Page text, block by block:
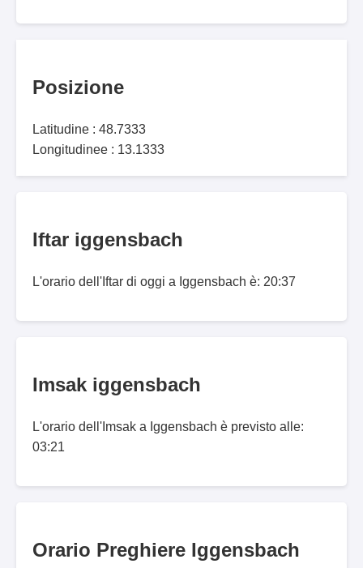
Posizione
Latitudine : 48.7333
Longitudinee : 13.1333
Iftar iggensbach
L'orario dell'Iftar di oggi a Iggensbach è: 20:37
Imsak iggensbach
L'orario dell'Imsak a Iggensbach è previsto alle:
03:21
Orario Preghiere Iggensbach